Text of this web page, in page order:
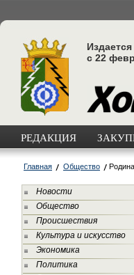
Издается
с 22
РЕДАКЦИЯ
Главная Общество
Новости
Общество
Происшествия
Культура и искусство
Экономика
Политика